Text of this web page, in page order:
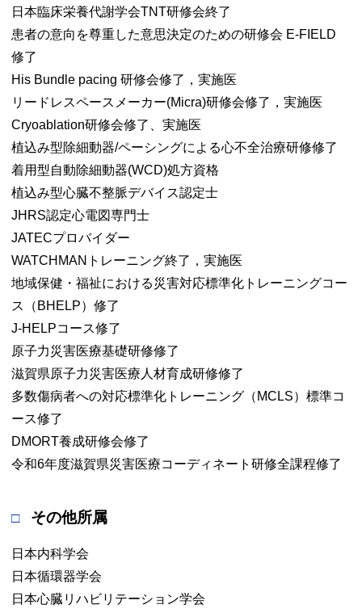
日本臨床栄養代謝学会TNT研修会終了
患者の意向を尊重した意思決定のための研修会 E-FIELD
修了
His Bundle pacing 研修会修了，実施医
リードレスペースメーカー(Micra)研修会修了，実施医
Cryoablation研修会修了、実施医
植込み型除細動器/ペーシングによる心不全治療研修修了
着用型自動除細動器(WCD)処方資格
植込み型心臓不整脈デバイス認定士
JHRS認定心電図専門士
JATECプロバイダー
WATCHMANトレーニング終了，実施医
地域保健・福祉における災害対応標準化トレーニングコー
ス（BHELP）修了
J-HELPコース修了
原子力災害医療基礎研修修了
滋賀県原子力災害医療人材育成研修修了
多数傷病者への対応標準化トレーニング（MCLS）標準コ
ース修了
DMORT養成研修会修了
令和6年度滋賀県災害医療コーディネート研修全課程修了
その他所属
日本内科学会
日本循環器学会
日本心臓リハビリテーション学会